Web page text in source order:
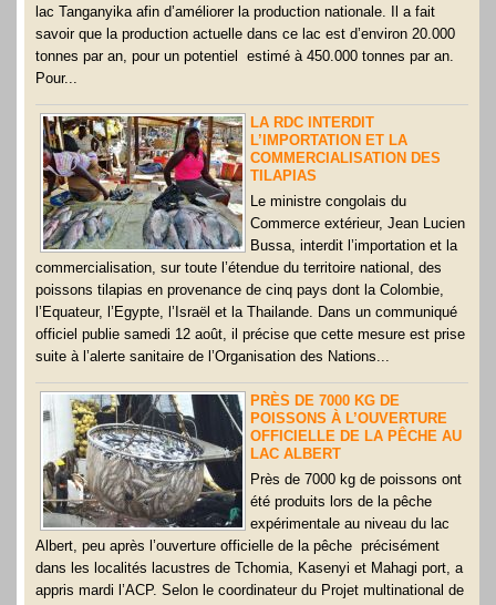
lac Tanganyika afin d’améliorer la production nationale. Il a fait
savoir que la production actuelle dans ce lac est d’environ 20.000
tonnes par an, pour un potentiel estimé à 450.000 tonnes par an.
Pour...
LA RDC INTERDIT
L’IMPORTATION ET LA
COMMERCIALISATION DES
TILAPIAS
Le ministre congolais du
Commerce extérieur, Jean Lucien
Bussa, interdit l’importation et la
commercialisation, sur toute l’étendue du territoire national, des
poissons tilapias en provenance de cinq pays dont la Colombie,
l’Equateur, l’Egypte, l’Israël et la Thailande. Dans un communiqué
officiel publie samedi 12 août, il précise que cette mesure est prise
suite à l’alerte sanitaire de l’Organisation des Nations...
PRÈS DE 7000 KG DE
POISSONS À L’OUVERTURE
OFFICIELLE DE LA PÊCHE AU
LAC ALBERT
Près de 7000 kg de poissons ont
été produits lors de la pêche
expérimentale au niveau du lac
Albert, peu après l’ouverture officielle de la pêche précisément
dans les localités lacustres de Tchomia, Kasenyi et Mahagi port, a
appris mardi l’ACP. Selon le coordinateur du Projet multinational de